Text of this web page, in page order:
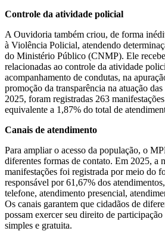
Controle da atividade policial
A Ouvidoria também criou, de forma
à Violência Policial, atendendo
do Ministério Público (CNMP). Ele
relacionadas ao controle da atividade
acompanhamento de condutas, na
promoção da transparência na atuação
2025, foram registradas 263
equivalente a 1,87% do total de
Canais de atendimento
Para ampliar o acesso da população, o
diferentes formas de contato. Em 2025, a
manifestações foi registrada por meio do
responsável por 61,67% dos
telefone, atendimento presencial,
Os canais garantem que cidadãos de
possam exercer seu direito de
simples e gratuita.